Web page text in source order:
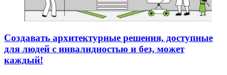
Создавать архитектурные решения, доступные
для людей с инвалидностью и без, может
каждый!